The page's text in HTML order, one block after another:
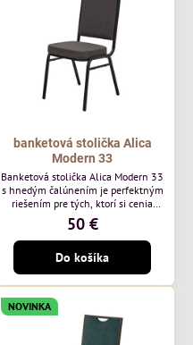
banketová stolička Alica
Modern 33
Banketová stolička Alica Modern 33
s hnedým čalúnením je perfektným
riešením pre tých, ktorí si cenia
vysokú kvalitu a jedinečný dizajn.
Stolička je výnimočná použitím
vysoko kvalitného hnedého
čalúnenia Mossa 29 od poľského
výrobcu Davis ktorého látka má
hmotnosť 325 g/m², čo zaručuje
výnimočnú odolnosť a pohodlie.
Okrem toho je látka vybavená
technológiou Easy-Clean, vďaka
ktorej sa ľahko...
50 €
Do košíka
NOVINKA